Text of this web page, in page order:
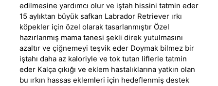
edilmesine yardımcı olur ve iştah hissini tatmin eder
15 aylıktan büyük safkan Labrador Retriever ırkı
köpekler için özel olarak tasarlanmıştır Özel
hazırlanmış mama tanesi şekli direk yutulmasını
azaltır ve çiğnemeyi teşvik eder Doymak bilmez bir
iştahı daha az kaloriyle ve tok tutan liflerle tatmin
eder Kalça çıkığı ve eklem hastalıklarına yatkın olan
bu ırkın hassas eklemleri için hedeflenmiş destek